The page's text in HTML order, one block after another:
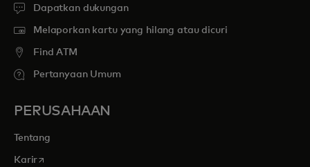
Dapatkan dukungan
Melaporkan kartu yang hilang atau dicuri
Find ATM
Pertanyaan Umum
PERUSAHAAN
Tentang
Kariropens in a new tab